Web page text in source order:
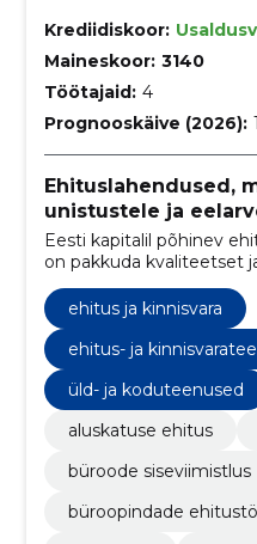
Krediidiskoor:
Maineskoor: 3140
Töötajaid: 4
Prognooskäive (2026):
Ehituslahendused,
unistustele ja
Eesti kapitalil põhinev
on pakkuda kvaliteetset
ehitusteenust. Meie
projekti alustamisest
tulemuslikkuse ja
ehitus ja kinnisvara
ehitus- ja
üld- ja koduteenused
aluskatuse ehitus
büroode siseviimistlus
büroopindade